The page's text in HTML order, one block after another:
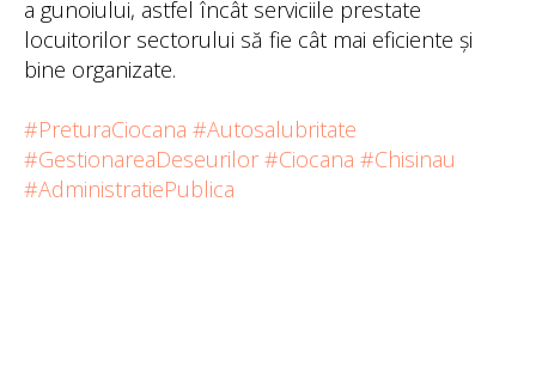
a gunoiului, astfel încât serviciile prestate
locuitorilor sectorului să fie cât mai eficiente și
bine organizate.
#PreturaCiocana #Autosalubritate
#GestionareaDeseurilor #Ciocana #Chisinau
#AdministratiePublica